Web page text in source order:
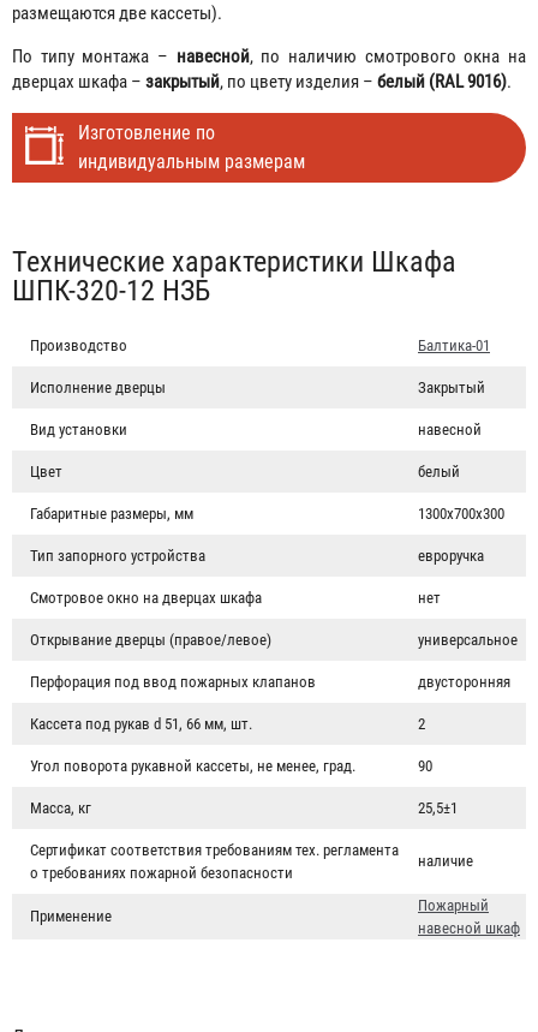
размещаются две кассеты).
По типу монтажа – навесной, по наличию смотрового окна на
дверцах шкафа – закрытый, по цвету изделия – белый (RAL 9016).
Изготовление по
индивидуальным размерам
Табы
Технические характеристики Шкафа
ШПК-320-12 НЗБ
Производство Балтика-01
Исполнение дверцы Закрытый
Вид установки навесной
Цвет белый
Габаритные размеры, мм 1300х700х300
Тип запорного устройства евроручка
Смотровое окно на дверцах шкафа нет
Открывание дверцы (правое/левое) универсальное
Перфорация под ввод пожарных клапанов двусторонняя
Кассета под рукав d 51, 66 мм, шт. 2
Угол поворота рукавной кассеты, не менее, град. 90
Масса, кг 25,5±1
Сертификат соответствия требованиям тех. регламента
о требованиях пожарной безопасности
наличие
Применение
Пожарный
навесной шкаф